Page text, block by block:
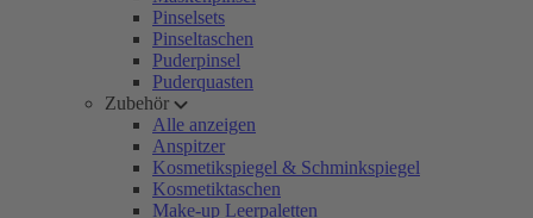
Pinselsets
Pinseltaschen
Puderpinsel
Puderquasten
Zubehör
Alle anzeigen
Anspitzer
Kosmetikspiegel & Schminkspiegel
Kosmetiktaschen
Make-up Leerpaletten